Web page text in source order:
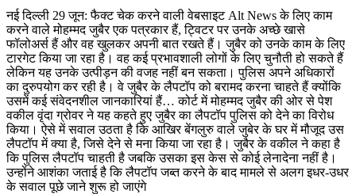
नई दिल्ली 29 जून: फैक्ट चेक करने वाली वेबसाइट Alt News के लिए काम
करने वाले मोहम्मद जुबैर एक पत्रकार हैं, ट्विटर पर उनके अच्छे खासे
फॉलोअर्स हैं और वह खुलकर अपनी बात रखते हैं। जुबैर को उनके काम के लिए
टारगेट किया जा रहा है। वह कई प्रभावशाली लोगों के लिए चुनौती हो सकते हैं
लेकिन यह उनके उत्पीड़न की वजह नहीं बन सकता। पुलिस अपने अधिकारों
का दुरुपयोग कर रही है। वे जुबैर के लैपटॉप को बरामद करना चाहते हैं क्योंकि
उसमें कई संवेदनशील जानकारियां हैं… कोर्ट में मोहम्मद जुबैर की ओर से पेश
वकील वृंदा ग्रोवर ने यह कहते हुए जुबैर का लैपटॉप पुलिस को देने का विरोध
किया। ऐसे में सवाल उठता है कि आखिर बेंगलुरु वाले जुबेर के घर में मौजूद उस
लैपटॉप में क्या है, जिसे देने से मना किया जा रहा है। जुबैर के वकील ने कहा है
कि पुलिस लैपटॉप चाहती है जबकि उसका इस केस से कोई लेनादेना नहीं है।
उन्होंने आशंका जताई है कि लैपटॉप जब्त करने के बाद मामले से अलग इधर-उधर
के सवाल पूछे जाने शुरू हो जाएंगे